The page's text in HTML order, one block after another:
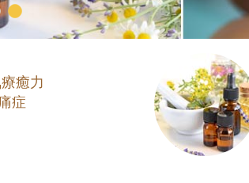
癒力
症